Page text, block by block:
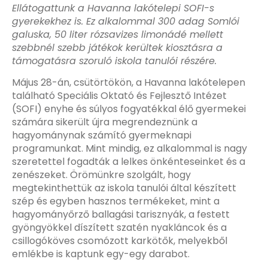
Ellátogattunk a Havanna lakótelepi SOFI-s
gyerekekhez is. Ez alkalommal 300 adag Somlói
galuska, 50 liter rózsavizes limonádé mellett
szebbnél szebb játékok kerültek kiosztásra a
támogatásra szoruló iskola tanulói részére.
Május 28-án, csütörtökön, a Havanna lakótelepen
található Speciális Oktató és Fejlesztő Intézet
(SOFI) enyhe és súlyos fogyatékkal élő gyermekei
számára sikerült újra megrendeznünk a
hagyománynak számító gyermeknapi
programunkat. Mint mindig, ez alkalommal is nagy
szeretettel fogadták a lelkes önkénteseinket és a
zenészeket. Örömünkre szolgált, hogy
megtekinthettük az iskola tanulói által készített
szép és egyben hasznos termékeket, mint a
hagyományőrző ballagási tarisznyák, a festett
gyöngyökkel díszített szatén nyakláncok és a
csillogóköves csomózott karkötők, melyekből
emlékbe is kaptunk egy-egy darabot.